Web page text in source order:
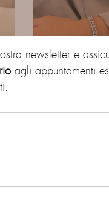
Bracciali
TRIPLO FILO
newsletter e
agli appuntamenti